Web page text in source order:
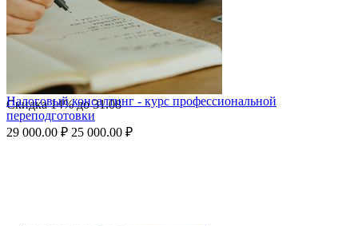
Скидка14%до31.08
Налоговый консалтинг - курс профессиональной
переподготовки
29 000.00 ₽ 25 000.00 ₽